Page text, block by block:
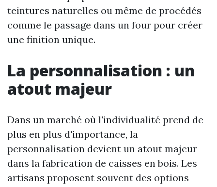
teintures naturelles ou même de procédés
comme le passage dans un four pour créer
une finition unique.
La personnalisation : un
atout majeur
Dans un marché où l'individualité prend de
plus en plus d'importance, la
personnalisation devient un atout majeur
dans la fabrication de caisses en bois. Les
artisans proposent souvent des options